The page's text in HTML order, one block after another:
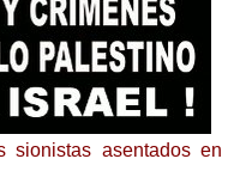
sionistas asentados en